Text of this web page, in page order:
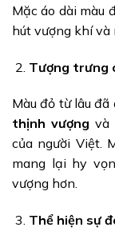
Mặc áo dài màu
hút vượng khí và
Tượng trưng
Màu đỏ từ lâu
thịnh vượng và
của người Việt.
mang lại hy
vượng hơn.
Thể hiện sự